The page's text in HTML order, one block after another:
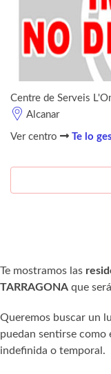
Centre de Serveis
Alcanar
Ver centro Te lo
Te mostramos las
TARRAGONA que
Queremos buscar un
puedan sentirse como
indefinida o temporal.